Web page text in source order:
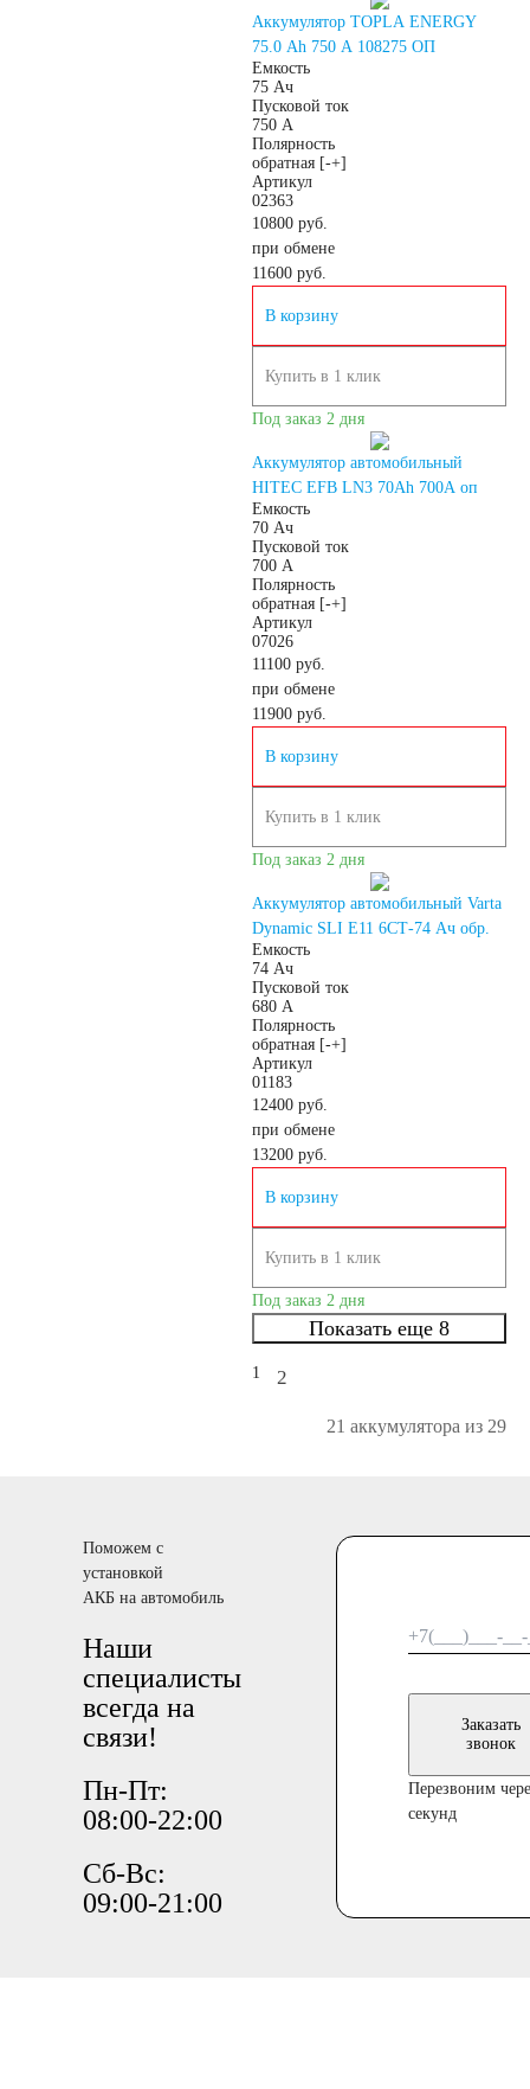
Аккумулятор TOPLA ENERGY
75.0 Ah 750 A 108275 ОП
Емкость
75 Ач
Пусковой ток
750 А
Полярность
обратная [-+]
Артикул
02363
10800 руб.
при обмене
11600 руб.
В корзину
Купить в 1 клик
Под заказ 2 дня
Аккумулятор автомобильный
HITEC EFB LN3 70Ah 700A оп
Емкость
70 Ач
Пусковой ток
700 А
Полярность
обратная [-+]
Артикул
07026
11100 руб.
при обмене
11900 руб.
В корзину
Купить в 1 клик
Под заказ 2 дня
Аккумулятор автомобильный Varta
Dynamic SLI E11 6СТ-74 Ач обр.
Емкость
74 Ач
Пусковой ток
680 А
Полярность
обратная [-+]
Артикул
01183
12400 руб.
при обмене
13200 руб.
В корзину
Купить в 1 клик
Под заказ 2 дня
Показать еще 8
1 2
21 аккумулятора из 29
Поможем с
установкой
АКБ на автомобиль
Наши
специалисты
всегда на
связи!
Пн-Пт:
08:00-22:00
Сб-Вс:
09:00-21:00
Заказать
звонок
Перезвоним
секунд